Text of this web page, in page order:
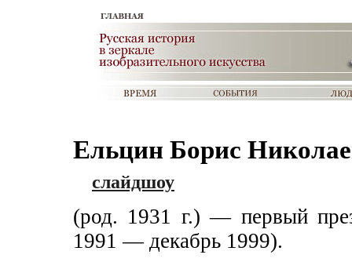
Ельцин Борис
слайдшоу
(род. 1931 г.) — первый
1991 — декабрь 1999).